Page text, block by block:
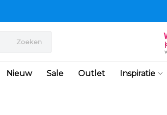
Zoeken
Nieuw Sale Outlet Inspiratie